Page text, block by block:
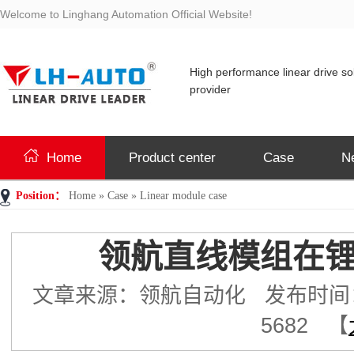
Welcome to Linghang Automation Official Website!
High performance linear drive
provider
Home Product center Case
Position： Home » Case » Linear module case
领航直线模组在
文章来源：领航自动化 发布时
5682 【